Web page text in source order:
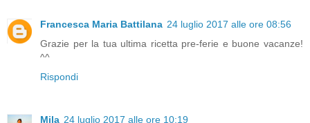
Francesca Maria Battilana 24 luglio 2017 alle ore 08:56
Grazie per la tua ultima ricetta pre-ferie e buone vacanze!
^^
Rispondi
Mila 24 luglio 2017 alle ore 10:19